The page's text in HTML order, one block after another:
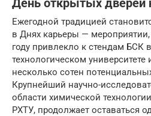
День открытых дверей
Ежегодной традицией
в Днях карьеры —
году привлекло к стендам БСК
технологическом
несколько сотен
Крупнейший научно-
области химической
РХТУ, продолжает оставаться